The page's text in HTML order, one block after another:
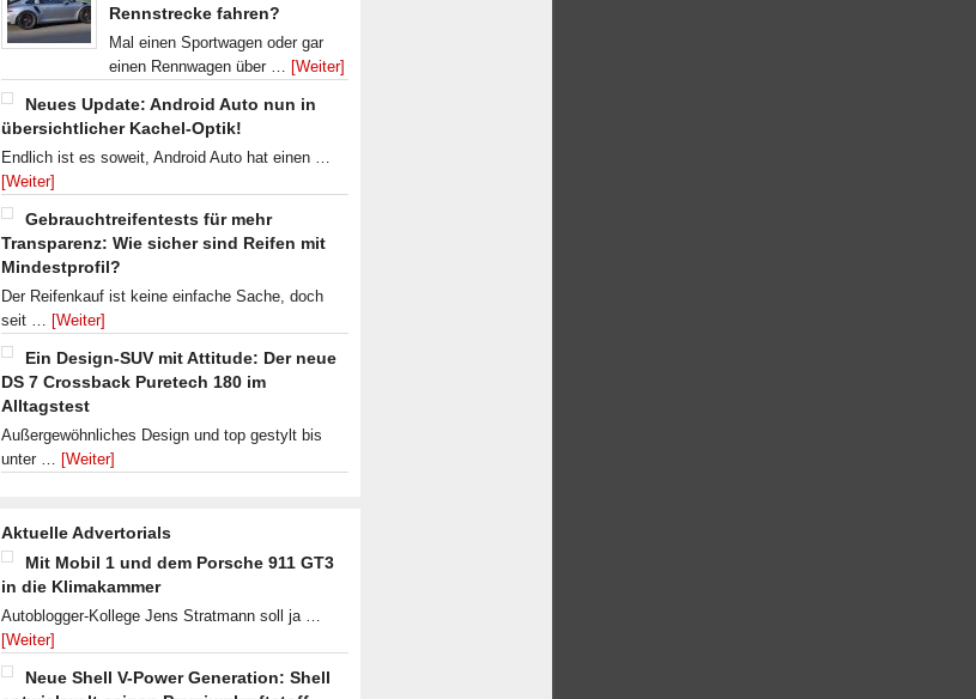
Rennstrecke fahren?
Mal einen Sportwagen oder gar
einen Rennwagen über … [Weiter]
Neues Update: Android Auto nun in
übersichtlicher Kachel-Optik!
Endlich ist es soweit, Android Auto hat einen …
[Weiter]
Gebrauchtreifentests für mehr
Transparenz: Wie sicher sind Reifen mit
Mindestprofil?
Der Reifenkauf ist keine einfache Sache, doch
seit … [Weiter]
Ein Design-SUV mit Attitude: Der neue
DS 7 Crossback Puretech 180 im
Alltagstest
Außergewöhnliches Design und top gestylt bis
unter … [Weiter]
Aktuelle Advertorials
Mit Mobil 1 und dem Porsche 911 GT3
in die Klimakammer
Autoblogger-Kollege Jens Stratmann soll ja …
[Weiter]
Neue Shell V-Power Generation: Shell